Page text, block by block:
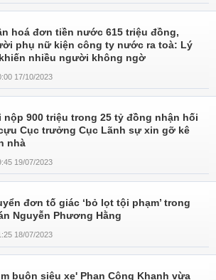
hoá đơn tiền nước 615 triệu đồng,
phụ nữ kiện công ty nước ra toà: Lý
nhiều người không ngờ
17/10/2023
nộp 900 triệu trong 25 tỷ đồng nhận hối
Cục trưởng Cục Lãnh sự xin gỡ kê
nhà
19/07/2023
đơn tố giác ‘bỏ lọt tội phạm’ trong
Nguyễn Phương Hằng
18/07/2023
buôn siêu xe' Phan Công Khanh vừa